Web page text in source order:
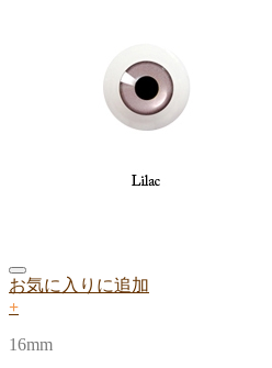
お気に入りに追加
+
16mm